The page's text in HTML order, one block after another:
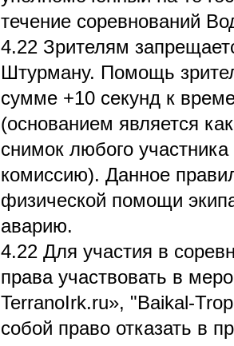
течение соревнований
4.22 Зрителям
Штурману. Помощь
сумме +10 секунд к
(основанием является
снимок любого
комиссию). Данное
физической помощи
аварию.
4.22 Для участия в
права участвовать в
TerranoIrk.ru», "Baikal-
собой право отказать в